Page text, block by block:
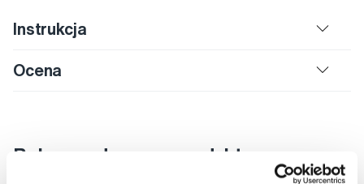
Instrukcja
Ocena
Rekomendowane produkty